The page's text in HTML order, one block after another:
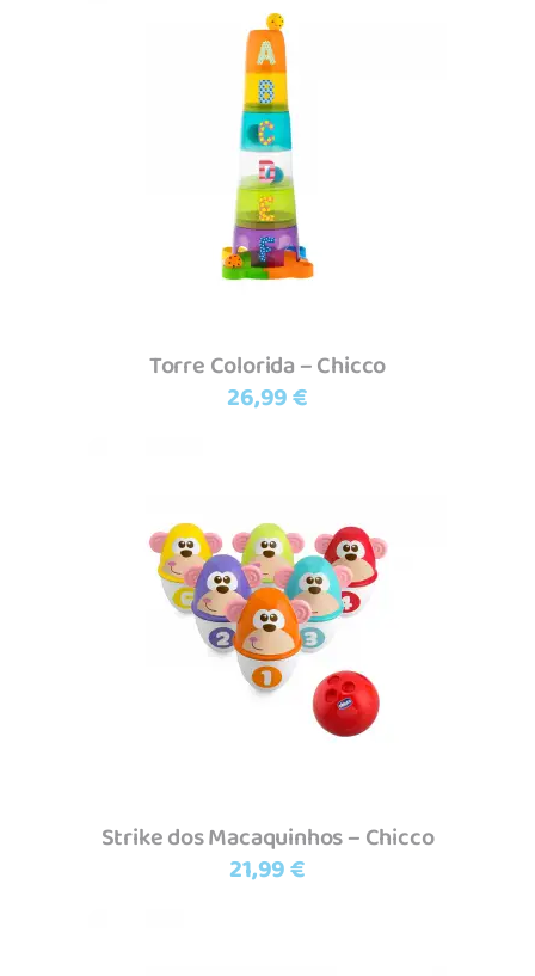
Adicionar
Torre Colorida – Chicco
26,99€
Adicionar
Strike dos Macaquinhos – Chicco
21,99€